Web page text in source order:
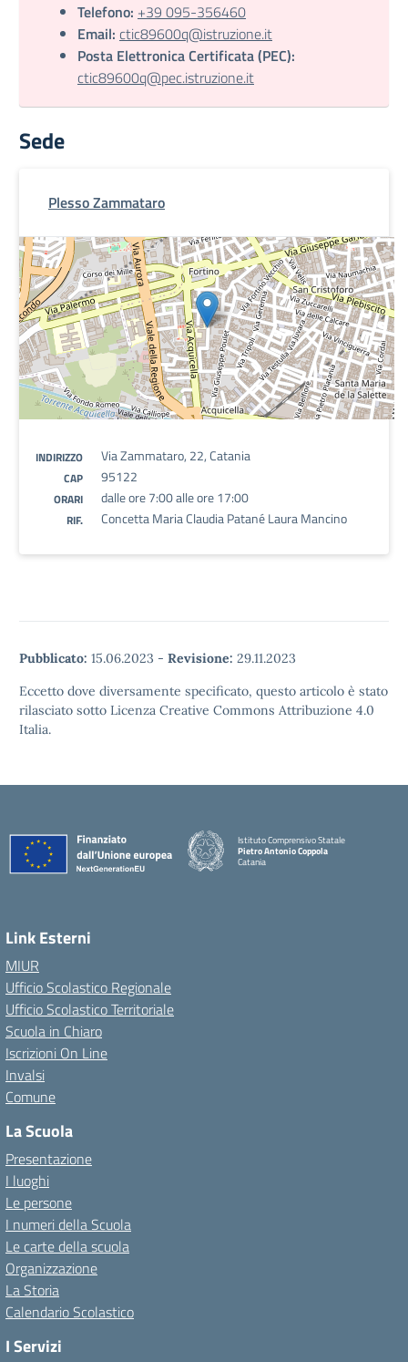
Telefono: +39 095-356460
Email: ctic89600q@istruzione.it
Posta Elettronica Certificata (PEC):
ctic89600q@pec.istruzione.it
Sede
Plesso Zammataro
INDIRIZZO Via Zammataro, 22, Catania
CAP 95122
ORARI dalle ore 7:00 alle ore 17:00
RIF. Concetta Maria Claudia Patané Laura Mancino
Pubblicato: 15.06.2023 - Revisione: 29.11.2023
Eccetto dove diversamente specificato, questo articolo è stato
rilasciato sotto Licenza Creative Commons Attribuzione 4.0
Italia.
Istituto Comprensivo Statale
Pietro Antonio Coppola
Catania
Link Esterni
MIUR
Ufficio Scolastico Regionale
Ufficio Scolastico Territoriale
Scuola in Chiaro
Iscrizioni On Line
Invalsi
Comune
La Scuola
Presentazione
I luoghi
Le persone
I numeri della Scuola
Le carte della scuola
Organizzazione
La Storia
Calendario Scolastico
I Servizi